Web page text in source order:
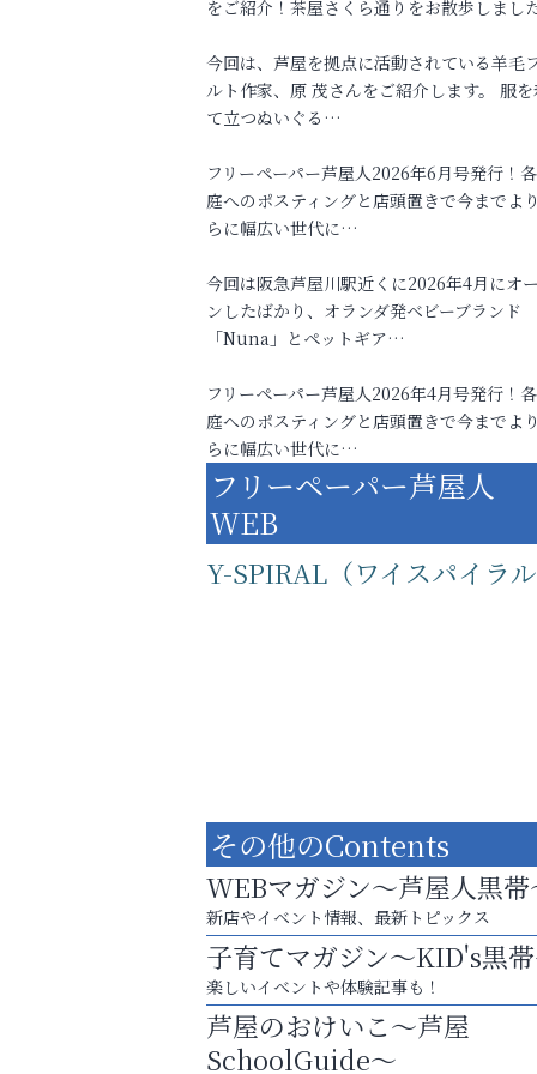
をご紹介！茶屋さくら通りをお散歩しまし
今回は、芦屋を拠点に活動されている羊毛
ルト作家、原 茂さんをご紹介します。 服を
て立つぬいぐる…
フリーペーパー芦屋人2026年6月号発行！
庭へのポスティングと店頭置きで今までよ
らに幅広い世代に…
今回は阪急芦屋川駅近くに2026年4月にオ
ンしたばかり、オランダ発ベビーブランド
「Nuna」とペットギア…
フリーペーパー芦屋人2026年4月号発行！
庭へのポスティングと店頭置きで今までよ
らに幅広い世代に…
フリーペーパー芦屋人
WEB
Y-SPIRAL（ワイスパイラル
運動不足「動かない」を解消しませんか？
そうさくてっぱん樹々
その他のContents
WEBマガジン～芦屋人黒帯
新店やイベント情報、最新トピックス
子育てマガジン～KID's黒
楽しいイベントや体験記事も！
芦屋のおけいこ～芦屋
SchoolGuide～